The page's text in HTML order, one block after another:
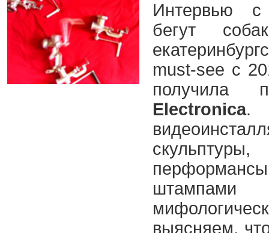
Интервью с
бегут
must-see с
Electronica.
штампами
выясняем,